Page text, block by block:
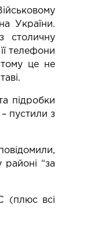
України.
столичну
телефони
це не
підробки
пустили з
“за
(плюс всі